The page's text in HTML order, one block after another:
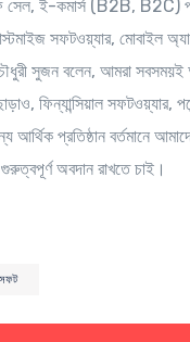
সেল, ই-কমার্স (B2B, B2C)
সফটওয়্যার, মোবাইল
সুজন বলেন, আমরা সবসময়ই
ফিন্যান্সিয়াল সফটওয়্যার,
প্রতিষ্ঠান বর্তমানে
গুরুত্বপূর্ণ অবদান রাখতে চাই।